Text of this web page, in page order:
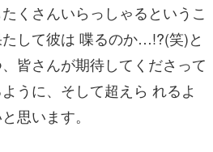
くさんいらっしゃるというこ
して彼は 喋るのか…!?(笑)と
皆さんが期待してくださって
うに、そして超えら れるよ
思います。